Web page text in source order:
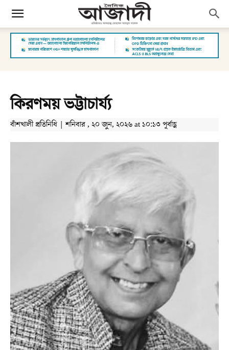
কিরণময় ভট্টাচার্য্য
বাঁশখালী প্রতিনিধি | শনিবার , ২০ জুন, ২০২৬ at ১০:১৩ পূর্বাহ্ণ